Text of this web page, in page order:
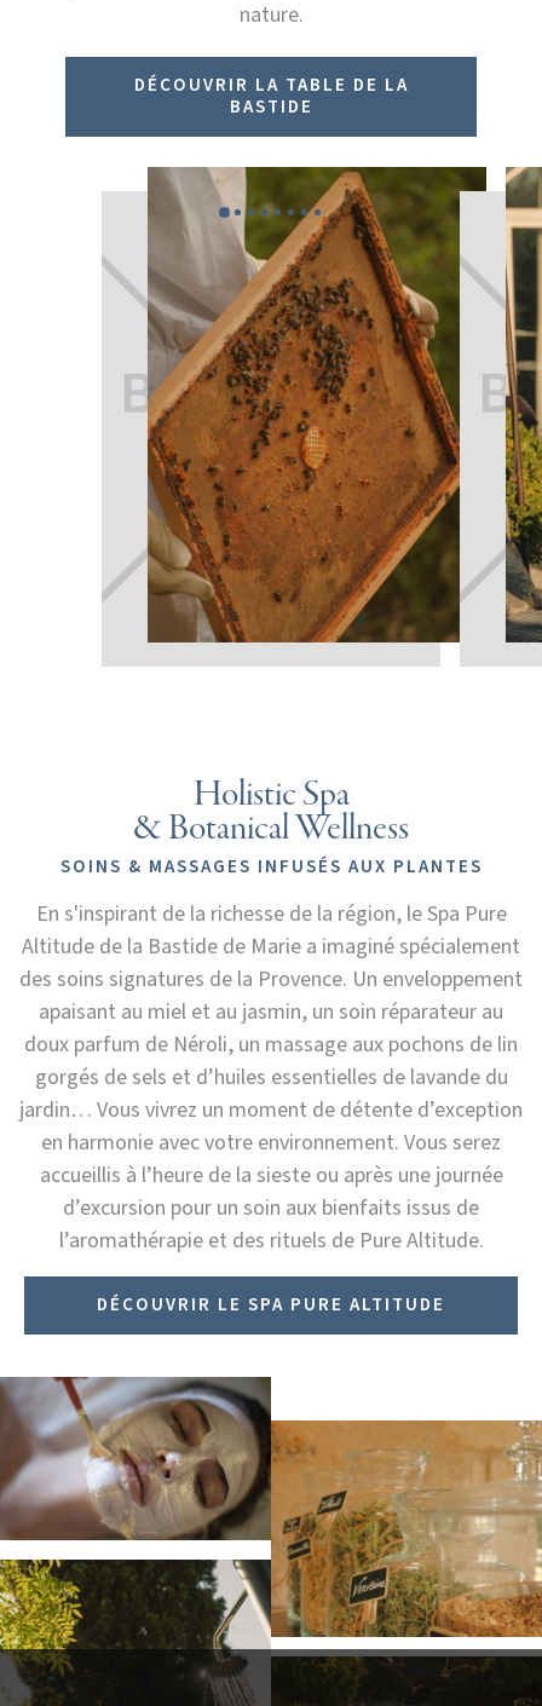
nature.
DÉCOUVRIR LA TABLE DE LA
BASTIDE
Holistic Spa
& Botanical Wellness
SOINS & MASSAGES INFUSÉS AUX PLANTES
En s'inspirant de la richesse de la région, le Spa Pure
Altitude de la Bastide de Marie a imaginé spécialement
des soins signatures de la Provence. Un enveloppement
apaisant au miel et au jasmin, un soin réparateur au
doux parfum de Néroli, un massage aux pochons de lin
gorgés de sels et d’huiles essentielles de lavande du
jardin… Vous vivrez un moment de détente d’exception
en harmonie avec votre environnement. Vous serez
accueillis à l’heure de la sieste ou après une journée
d’excursion pour un soin aux bienfaits issus de
l’aromathérapie et des rituels de Pure Altitude.
DÉCOUVRIR LE SPA PURE ALTITUDE